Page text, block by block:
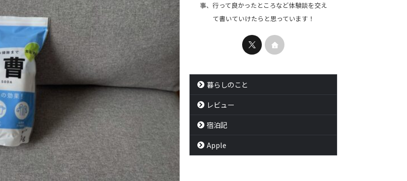
事、行って良かったところなど体験談を交え
て書いていけたらと思っています！
暮らしのこと
レビュー
宿泊記
Apple